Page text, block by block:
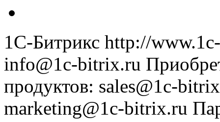
1С-Битрикс http://
info@1c-bitrix.ru
продуктов: sales@1c-
marketing@1c-bitrix.ru